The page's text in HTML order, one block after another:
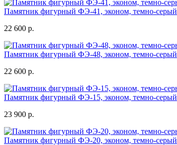
Памятник фигурный ФЭ-41, эконом, темно-серый
22 600 р.
Памятник фигурный ФЭ-48, эконом, темно-серый
22 600 р.
Памятник фигурный ФЭ-15, эконом, темно-серый
23 900 р.
Памятник фигурный ФЭ-20, эконом, темно-серый